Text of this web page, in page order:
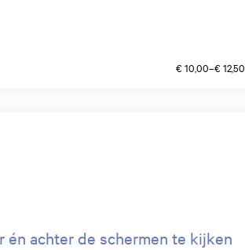
€ 10,00–€ 12,50
én achter de schermen te kijken